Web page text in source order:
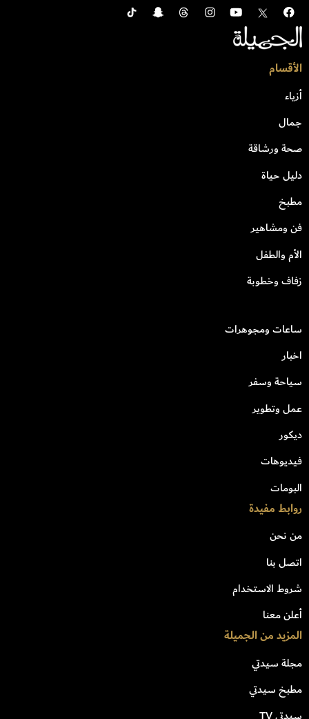
الأقسام
أزياء
جمال
صحة ورشاقة
دليل حياة
مطبخ
فن ومشاهير
الأم والطفل
زفاف وخطوبة
ساعات ومجوهرات
اخبار
سياحة وسفر
عمل وتطوير
ديكور
فيديوهات
البومات
روابط مفيدة
من نحن
اتصل بنا
شروط الاستخدام
أعلن معنا
المزيد من الجميلة
مجلة سيدتي
مطبخ سيدتي